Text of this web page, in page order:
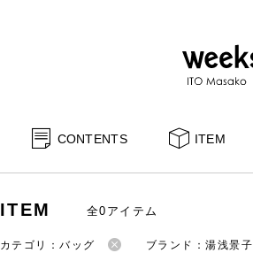
CONTENTS ITEM
ITEM 全0アイテム
カテゴリ：バッグ ブランド：湯浅景子